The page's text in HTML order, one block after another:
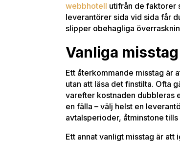
webbhotell utifrån de faktorer
leverantörer sida vid sida får
slipper obehagliga
Vanliga
Ett återkommande misstag är
utan att läsa det finstilta. Ofta
varefter kostnaden dubbleras
en fälla – välj helst en
avtalsperioder, åtminstone
Ett annat vanligt misstag är